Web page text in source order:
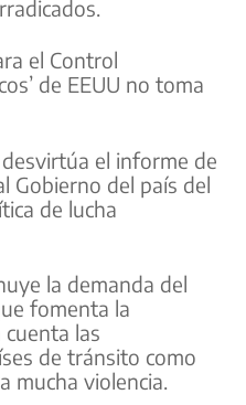
el Control
de EEUU no toma
el informe de
Gobierno del país del
de lucha
la demanda del
fomenta la
las
de tránsito como
mucha violencia.